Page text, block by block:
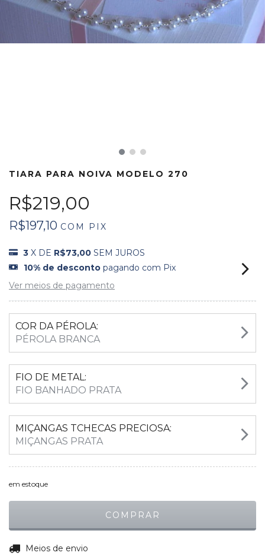
TIARA PARA NOIVA MODELO 270
R$219,00
R$197,10 COM PIX
3 X DE R$73,00 SEM JUROS
10% de desconto pagando com Pix
Ver meios de pagamento
COR DA PÉROLA:
PÉROLA BRANCA
FIO DE METAL:
FIO BANHADO PRATA
MIÇANGAS TCHECAS PRECIOSA:
MIÇANGAS PRATA
em estoque
Entregas para o CEP:
Meios de envio